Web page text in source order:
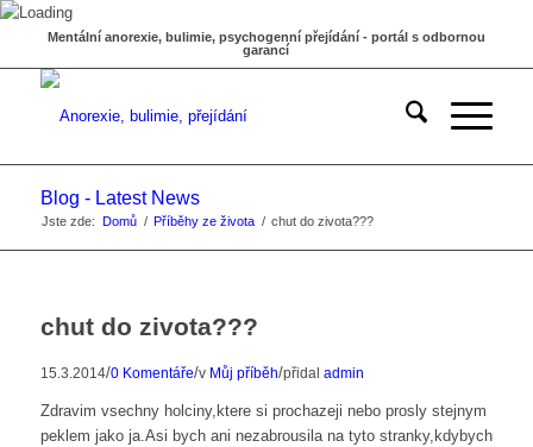
Mentální anorexie, bulimie, psychogenní přejídání - portál s odbornou
garancí
Blog - Latest News
Jste zde: Domů / Příběhy ze života / chut do zivota???
chut do zivota???
15.3.2014/0 Komentáře/v Můj příběh/přidal admin
Zdravim vsechny holciny,ktere si prochazeji nebo prosly stejnym
peklem jako ja.Asi bych ani nezabrousila na tyto stranky,kdybych